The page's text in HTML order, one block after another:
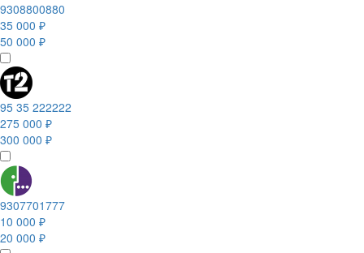
9308800880
35 000 ₽
50 000 ₽
95 35 222222
275 000 ₽
300 000 ₽
9307701777
10 000 ₽
20 000 ₽